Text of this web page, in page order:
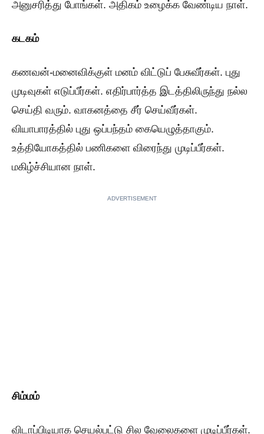
அனுசரித்து போங்கள். அதிகம் உழைக்க வேண்டிய நாள்.
கடகம்
கணவன்-மனைவிக்குள் மனம் விட்டுப் பேசுவீர்கள். புது
முடிவுகள் எடுப்பீர்கள். எதிர்பார்த்த இடத்திலிருந்து நல்ல
செய்தி வரும். வாகனத்தை சீர் செய்வீர்கள்.
வியாபாரத்தில் புது ஒப்பந்தம் கையெழுத்தாகும்.
உத்தியோகத்தில் பணிகளை விரைந்து முடிப்பீர்கள்.
மகிழ்ச்சியான நாள்.
ADVERTISEMENT
சிம்மம்
விடாப்பிடியாக செயல்பட்டு சில வேலைகளை முடிப்பீர்கள்.